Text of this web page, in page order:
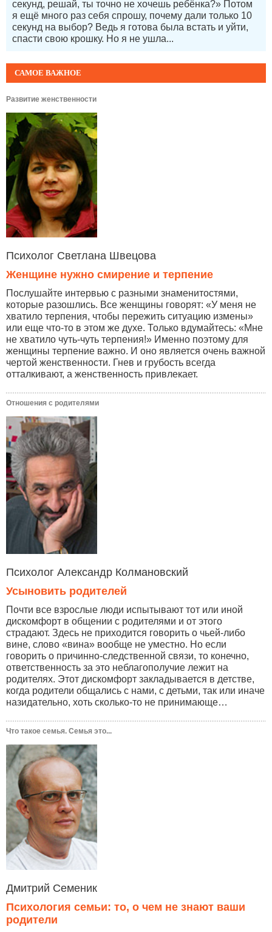
САМОЕ ВАЖНОЕ
Развитие женственности
Психолог Светлана Швецова
Женщине нужно смирение и терпение
Послушайте интервью с разными знаменитостями,
которые разошлись. Все женщины говорят: «У меня не
хватило терпения, чтобы пережить ситуацию измены»
или еще что-то в этом же духе. Только вдумайтесь: «Мне
не хватило чуть-чуть терпения!» Именно поэтому для
женщины терпение важно. И оно является очень важной
чертой женственности. Гнев и грубость всегда
отталкивают, а женственность привлекает.
Отношения с родителями
Психолог Александр Колмановский
Усыновить родителей
Почти все взрослые люди испытывают тот или иной
дискомфорт в общении с родителями и от этого
страдают. Здесь не приходится говорить о чьей-либо
вине, слово «вина» вообще не уместно. Но если
говорить о причинно-следственной связи, то конечно,
ответственность за это неблагополучие лежит на
родителях. Этот дискомфорт закладывается в детстве,
когда родители общались с нами, с детьми, так или иначе
назидательно, хоть сколько-то не принимающе…
Что такое семья. Семья это...
Дмитрий Семеник
Психология семьи: то, о чем не знают ваши
родители
секунд, решай, ты точно не хочешь ребёнка?» Потом
я ещё много раз себя спрошу, почему дали только 10
секунд на выбор? Ведь я готова была встать и уйти,
спасти свою крошку. Но я не ушла...